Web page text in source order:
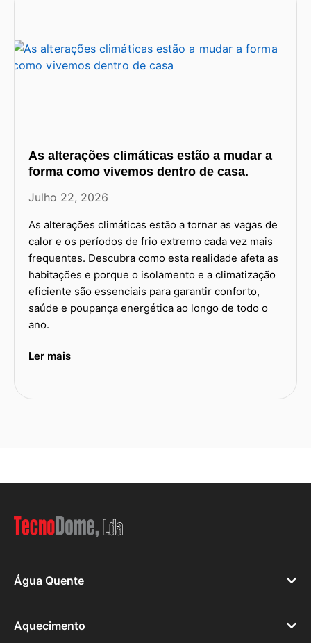
As alterações climáticas estão a mudar a
forma como vivemos dentro de casa.
Julho 22, 2026
As alterações climáticas estão a tornar as vagas de
calor e os períodos de frio extremo cada vez mais
frequentes. Descubra como esta realidade afeta as
habitações e porque o isolamento e a climatização
eficiente são essenciais para garantir conforto,
saúde e poupança energética ao longo de todo o
ano.
Ler mais
Água Quente
Aquecimento